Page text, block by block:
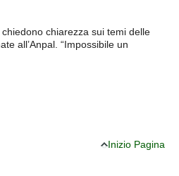
chiarezza sui temi delle
all’Anpal. “Impossibile un
Inizio Pagina